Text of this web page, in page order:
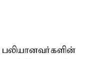
பலியானவர்களின்